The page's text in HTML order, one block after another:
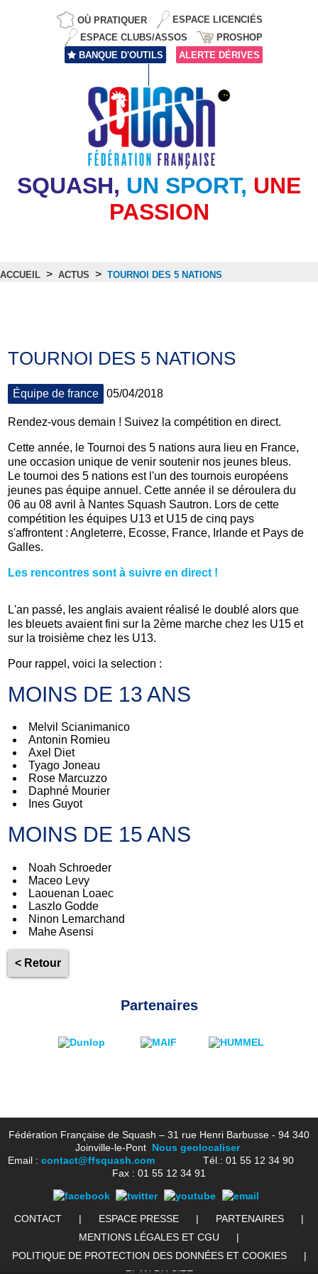
OÙ PRATIQUER
ESPACE LICENCIÉS
ESPACE CLUBS/ASSOS
PROSHOP
BANQUE D'OUTILS
ALERTE DÉRIVES
SQUASH, UN SPORT, UNE
PASSION
ACCUEIL > ACTUS > TOURNOI DES 5 NATIONS
TOURNOI DES 5 NATIONS
Équipe de france 05/04/2018
Rendez-vous demain ! Suivez la compétition en direct.
Cette année, le Tournoi des 5 nations aura lieu en France,
une occasion unique de venir soutenir nos jeunes bleus.
Le tournoi des 5 nations est l'un des tournois européens
jeunes pas équipe annuel. Cette année il se déroulera du
06 au 08 avril à Nantes Squash Sautron. Lors de cette
compétition les équipes U13 et U15 de cinq pays
s'affrontent : Angleterre, Ecosse, France, Irlande et Pays de
Galles.
Les rencontres sont à suivre en direct !
L'an passé, les anglais avaient réalisé le doublé alors que
les bleuets avaient fini sur la 2ème marche chez les U15 et
sur la troisième chez les U13.
Pour rappel, voici la selection :
MOINS DE 13 ANS
Melvil Scianimanico
Antonin Romieu
Axel Diet
Tyago Joneau
Rose Marcuzzo
Daphné Mourier
Ines Guyot
MOINS DE 15 ANS
Noah Schroeder
Maceo Levy
Laouenan Loaec
Laszlo Godde
Ninon Lemarchand
Mahe Asensi
< Retour
Partenaires
Fédération Française de Squash – 31 rue Henri Barbusse - 94 340
Joinville-le-Pont Nous geolocaliser
Email : contact@ffsquash.comTél.: 01 55 12 34 90
Fax : 01 55 12 34 91
CONTACT | ESPACE PRESSE | PARTENAIRES
|
MENTIONS LÉGALES ET CGU
|
POLITIQUE DE PROTECTION DES DONNÉES ET COOKIES
|